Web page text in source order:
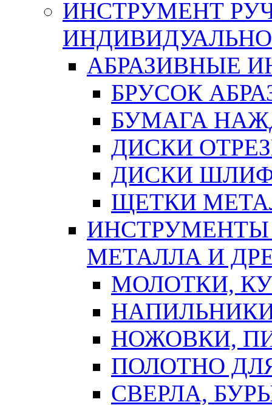
ИНСТРУМЕНТ
АБРАЗИВНЫЕ
БРУСОК
БУМАГА
ДИСКИ
ДИСКИ
ЩЕТКИ
ИНСТРУМЕНТЫ
МЕТАЛЛА И
МОЛОТКИ,
НОЖОВКИ,
ПОЛОТНО
СВЕРЛА,